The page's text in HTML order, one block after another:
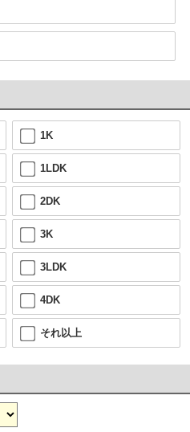
1K
1LDK
2DK
3K
3LDK
4DK
それ以上